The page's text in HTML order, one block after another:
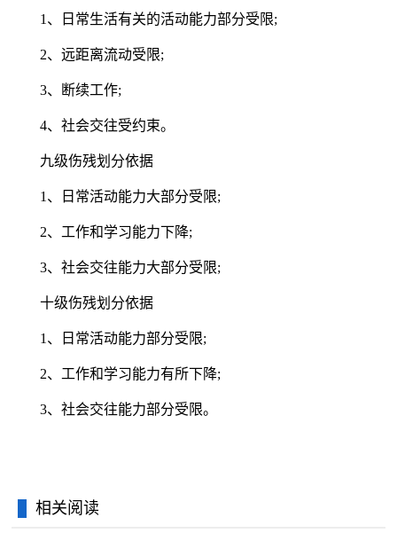
1、日常生活有关的活动能力部分受限;
2、远距离流动受限;
3、断续工作;
4、社会交往受约束。
九级伤残划分依据
1、日常活动能力大部分受限;
2、工作和学习能力下降;
3、社会交往能力大部分受限;
十级伤残划分依据
1、日常活动能力部分受限;
2、工作和学习能力有所下降;
3、社会交往能力部分受限。
相关阅读